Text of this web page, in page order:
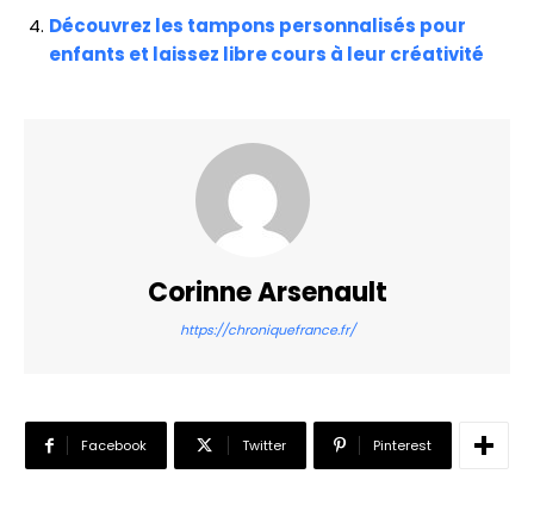
Découvrez les tampons personnalisés pour
enfants et laissez libre cours à leur créativité
Corinne Arsenault
https://chroniquefrance.fr/
Facebook Twitter Pinterest